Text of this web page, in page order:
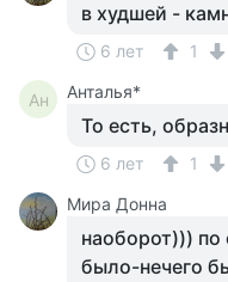
в худшей -
6 лет 1
Ан Анталья*
То есть,
6 лет
1
Мира Донна
наоборот))) по
было-нечего